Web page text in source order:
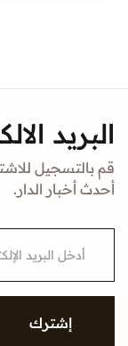
البريد
قم بالتسجيل
أحدث أخبار الدار.
E
i
إشترك